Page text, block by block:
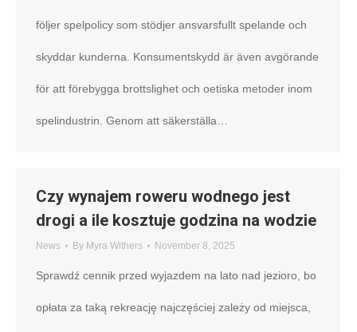
följer spelpolicy som stödjer ansvarsfullt spelande och
skyddar kunderna. Konsumentskydd är även avgörande
för att förebygga brottslighet och oetiska metoder inom
spelindustrin. Genom att säkerställa…
Czy wynajem roweru wodnego jest
drogi a ile kosztuje godzina na wodzie
News By Myra Withers November 8, 2025
Sprawdź cennik przed wyjazdem na lato nad jezioro, bo
opłata za taką rekreację najczęściej zależy od miejsca,